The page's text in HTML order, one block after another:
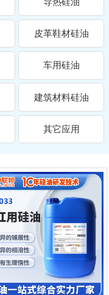
皮革鞋材硅油
车用硅油
建筑材料硅油
其它应用